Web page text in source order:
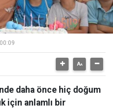
daha önce hiç doğum
için anlamlı bir